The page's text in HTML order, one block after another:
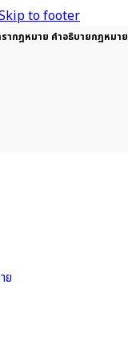
to footer
ากฎหมาย คำอธิบายกฎหมาย
ย